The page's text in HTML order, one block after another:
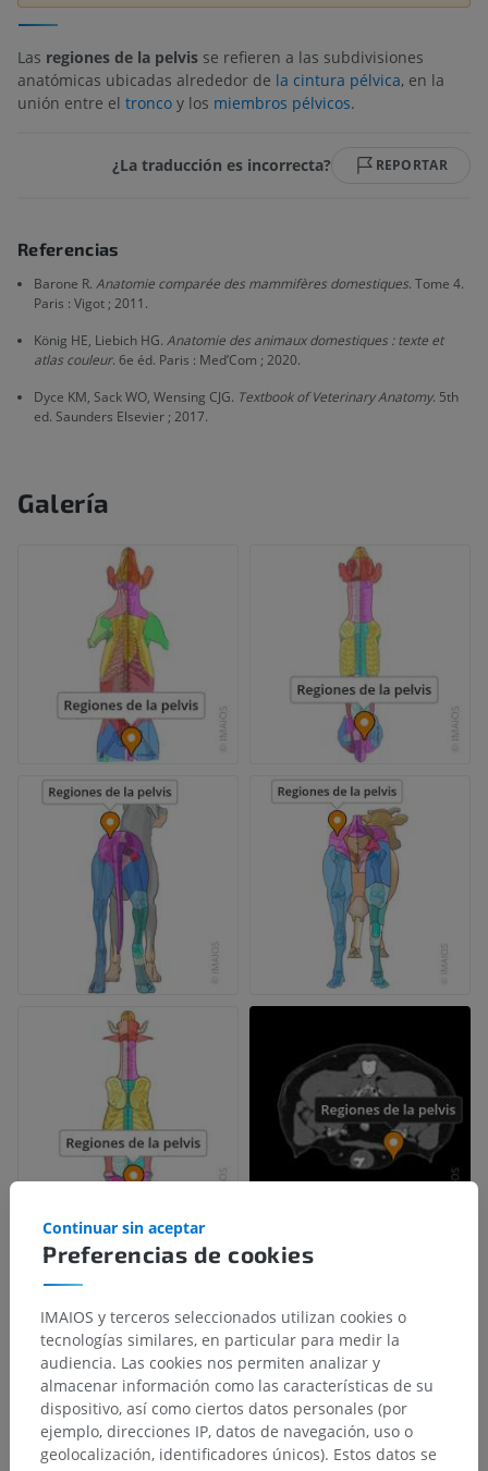
Las regiones de la pelvis se refieren a las subdivisiones
anatómicas ubicadas alrededor de la cintura pélvica, en la
unión entre el tronco y los miembros pélvicos.
¿La traducción es incorrecta? REPORTAR
Referencias
Barone R. Anatomie comparée des mammifères domestiques. Tome 4.
Paris : Vigot ; 2011.
König HE, Liebich HG. Anatomie des animaux domestiques : texte et
atlas couleur. 6e éd. Paris : Med’Com ; 2020.
Dyce KM, Sack WO, Wensing CJG. Textbook of Veterinary Anatomy. 5th
ed. Saunders Elsevier ; 2017.
Galería
Preferencias de cookies
Continuar sin aceptar
IMAIOS y terceros seleccionados utilizan cookies o
tecnologías similares, en particular para medir la
audiencia. Las cookies nos permiten analizar y
almacenar información como las características de su
dispositivo, así como ciertos datos personales (por
ejemplo, direcciones IP, datos de navegación, uso o
geolocalización, identificadores únicos). Estos datos se